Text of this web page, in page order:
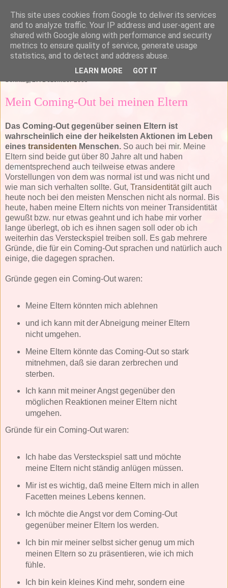
Sonntag, 27. Dezember 2009
Mein Coming-Out bei meinen Eltern
Das Coming-Out gegenüber seinen Eltern ist
wahrscheinlich eine der heikelsten Aktionen im Leben
eines transidenten Menschen. So auch bei mir. Meine
Eltern sind beide gut über 80 Jahre alt und haben
dementsprechend auch teilweise etwas andere
Vorstellungen von dem was normal ist und was nicht und
wie man sich verhalten sollte. Gut, Transidentitätgilt auch
heute noch bei den meisten Menschen nicht als normal. Bis
heute, haben meine Eltern nichts von meiner Transidentität
gewußt bzw. nur etwas geahnt und ich habe mir vorher
lange überlegt, ob ich es ihnen sagen soll oder ob ich
weiterhin das Versteckspiel treiben soll. Es gab mehrere
Gründe, die für ein Coming-Out sprachen und natürlich auch
einige, die dagegen sprachen.
Gründe gegen ein Coming-Out waren:
Meine Eltern könnten mich ablehnen
und ich kann mit der Abneigung meiner Eltern
nicht umgehen.
Meine Eltern könnte das Coming-Out so stark
mitnehmen, daß sie daran zerbrechen und
sterben.
Ich kann mit meiner Angst gegenüber den
möglichen Reaktionen meiner Eltern nicht
umgehen.
Gründe für ein Coming-Out waren:
Ich habe das Versteckspiel satt und möchte
meine Eltern nicht ständig anlügen müssen.
Mir ist es wichtig, daß meine Eltern mich in allen
Facetten meines Lebens kennen.
Ich möchte die Angst vor dem Coming-Out
gegenüber meiner Eltern los werden.
Ich bin mir meiner selbst sicher genug um mich
meinen Eltern so zu präsentieren, wie ich mich
fühle.
Ich bin kein kleines Kind mehr, sondern eine
This site uses cookies from Google to deliver its services
and to analyze traffic. Your IP address and user-agent are
shared with Google along with performance and security
metrics to ensure quality of service, generate usage
statistics, and to detect and address abuse.
LEARN MORE GOT IT